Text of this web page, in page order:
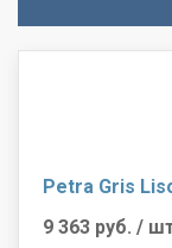
Petra Gris
9 363 руб. /